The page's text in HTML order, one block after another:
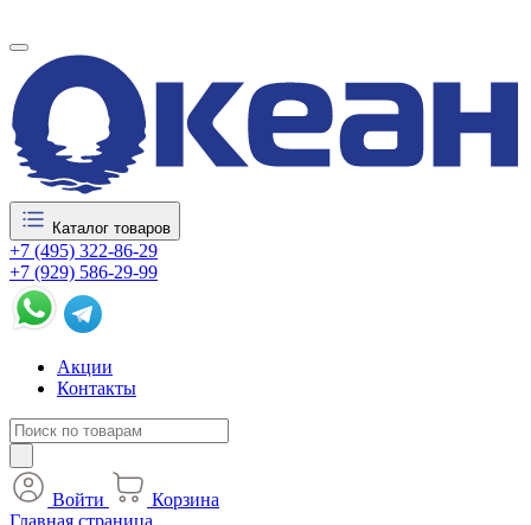
Каталог товаров
+7 (495) 322-86-29
+7 (929) 586-29-99
Акции
Контакты
Войти
Корзина
Главная страница